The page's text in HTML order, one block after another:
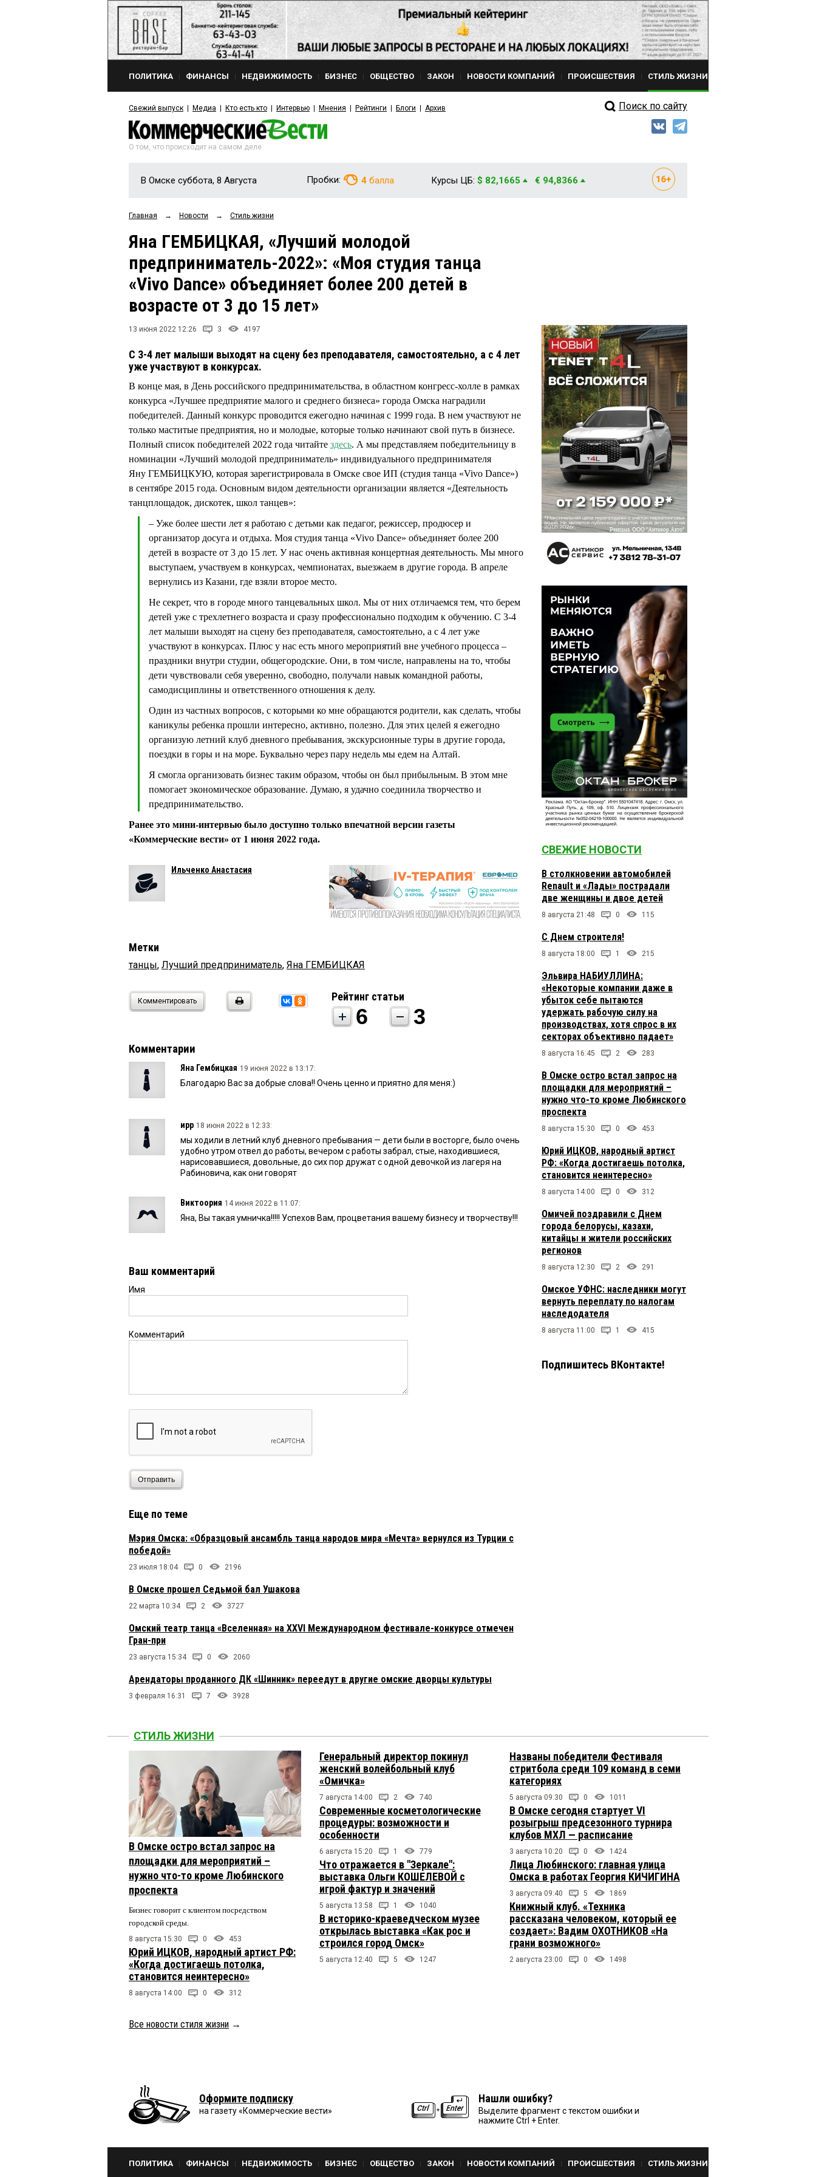
ПОЛИТИКА ФИНАНСЫ НЕДВИЖИМОСТЬ БИЗНЕС ОБЩЕСТВО ЗАКОН НОВОСТИ КОМПАНИЙ ПРОИСШЕСТВИЯ СТИЛЬ ЖИЗНИ
Свежий выпуск Медиа Кто есть кто Интервью Мнения Рейтинги Блоги Архив Поиск по сайту
О том, что происходит на самом деле
В Омске суббота, 8 Августа Пробки: 4 балла Курсы ЦБ: $ 82,1665 € 94,8366
Главная → Новости → Стиль жизни
Яна ГЕМБИЦКАЯ, «Лучший молодой
предприниматель-2022»: «Моя студия танца
«Vivo Dance» объединяет более 200 детей в
возрасте от 3 до 15 лет»
13 июня 2022 12:26 3 4197
С 3-4 лет малыши выходят на сцену без преподавателя, самостоятельно, а с 4 лет
уже участвуют в конкурсах.
В конце мая, в День российского предпринимательства, в областном конгресс-холле в рамках
конкурса «Лучшее предприятие малого и среднего бизнеса» города Омска наградили
победителей. Данный конкурс проводится ежегодно начиная с 1999 года. В нем участвуют не
только маститые предприятия, но и молодые, которые только начинают свой путь в бизнесе.
Полный список победителей 2022 года читайте здесь. А мы представляем победительницу в
номинации «Лучший молодой предприниматель» индивидуального предпринимателя
Яну ГЕМБИЦКУЮ, которая зарегистрировала в Омске свое ИП (студия танца «Vivo Dance»)
в сентябре 2015 года. Основным видом деятельности организации является «Деятельность
танцплощадок, дискотек, школ танцев»:
– Уже более шести лет я работаю с детьми как педагог, режиссер, продюсер и
организатор досуга и отдыха. Моя студия танца «Vivo Dance» объединяет более 200
детей в возрасте от 3 до 15 лет. У нас очень активная концертная деятельность. Мы много
выступаем, участвуем в конкурсах, чемпионатах, выезжаем в другие города. В апреле
вернулись из Казани, где взяли второе место.
Не секрет, что в городе много танцевальных школ. Мы от них отличаемся тем, что берем
детей уже с трехлетнего возраста и сразу профессионально подходим к обучению. С 3-4
лет малыши выходят на сцену без преподавателя, самостоятельно, а с 4 лет уже
участвуют в конкурсах. Плюс у нас есть много мероприятий вне учебного процесса –
праздники внутри студии, общегородские. Они, в том числе, направлены на то, чтобы
дети чувствовали себя уверенно, свободно, получали навык командной работы,
самодисциплины и ответственного отношения к делу.
Один из частных вопросов, с которыми ко мне обращаются родители, как сделать, чтобы
каникулы ребенка прошли интересно, активно, полезно. Для этих целей я ежегодно
организую летний клуб дневного пребывания, экскурсионные туры в другие города,
поездки в горы и на море. Буквально через пару недель мы едем на Алтай.
Я смогла организовать бизнес таким образом, чтобы он был прибыльным. В этом мне
помогает экономическое образование. Думаю, я удачно соединила творчество и
предпринимательство.
Ранее это мини-интервью было доступно только впечатной версии газеты
«Коммерческие вести» от 1 июня 2022 года.
Ильченко Анастасия
Метки
танцы, Лучший предприниматель, Яна ГЕМБИЦКАЯ
Комментировать Рейтинг статьи
6 3
Комментарии
Яна Гембицкая 19 июня 2022 в 13:17:
Благодарю Вас за добрые слова!! Очень ценно и приятно для меня:)
ирр 18 июня 2022 в 12:33:
мы ходили в летний клуб дневного пребывания — дети были в восторге, было очень
удобно утром отвел до работы, вечером с работы забрал, стые, находившиеся,
нарисовавшиеся, довольные, до сих пор дружат с одной девочкой из лагеря на
Рабиновича, как они говорят
Виктоория 14 июня 2022 в 11:07:
Яна, Вы такая умничка!!!!! Успехов Вам, процветания вашему бизнесу и творчеству!!!
Ваш комментарий
Имя
Комментарий
Отправить
Еще по теме
Мэрия Омска: «Образцовый ансамбль танца народов мира «Мечта» вернулся из Турции с
победой»
23 июля 18:04 0 2196
В Омске прошел Седьмой бал Ушакова
22 марта 10:34 2 3727
Омский театр танца «Вселенная» на XXVI Международном фестивале-конкурсе отмечен
Гран-при
23 августа 15:34 0 2060
Арендаторы проданного ДК «Шинник» переедут в другие омские дворцы культуры
3 февраля 16:31 7 3928
СВЕЖИЕ НОВОСТИ
В столкновении автомобилей
Renault и «Лады» пострадали
две женщины и двое детей
8 августа 21:48 0 115
С Днем строителя!
8 августа 18:00 1 215
Эльвира НАБИУЛЛИНА:
«Некоторые компании даже в
убыток себе пытаются
удержать рабочую силу на
производствах, хотя спрос в их
секторах объективно падает»
8 августа 16:45 2 283
В Омске остро встал запрос на
площадки для мероприятий –
нужно что-то кроме Любинского
проспекта
8 августа 15:30 0 453
Юрий ИЦКОВ, народный артист
РФ: «Когда достигаешь потолка,
становится неинтересно»
8 августа 14:00 0 312
Омичей поздравили с Днем
города белорусы, казахи,
китайцы и жители российских
регионов
8 августа 12:30 2 291
Омское УФНС: наследники могут
вернуть переплату по налогам
наследодателя
8 августа 11:00 1 415
Подпишитесь ВКонтакте!
СТИЛЬ ЖИЗНИ
В Омске остро встал запрос на
площадки для мероприятий –
нужно что-то кроме Любинского
проспекта
Бизнес говорит с клиентом посредством
городской среды.
8 августа 15:30 0 453
Юрий ИЦКОВ, народный артист РФ:
«Когда достигаешь потолка,
становится неинтересно»
8 августа 14:00 0 312
Генеральный директор покинул
женский волейбольный клуб
«Омичка»
7 августа 14:00 2 740
Современные косметологические
процедуры: возможности и
особенности
6 августа 15:20 1 779
Что отражается в "Зеркале":
выставка Ольги КОШЕЛЕВОЙ с
игрой фактур и значений
5 августа 13:58 1 1040
В историко-краеведческом музее
открылась выставка «Как рос и
строился город Омск»
5 августа 12:40 5 1247
Названы победители Фестиваля
стритбола среди 109 команд в семи
категориях
5 августа 09:30 0 1011
В Омске сегодня стартует VI
розыгрыш предсезонного турнира
клубов МХЛ — расписание
3 августа 10:20 0 1424
Лица Любинского: главная улица
Омска в работах Георгия КИЧИГИНА
3 августа 09:40 5 1869
Книжный клуб. «Техника
рассказана человеком, который ее
создает»: Вадим ОХОТНИКОВ «На
грани возможного»
2 августа 23:00 0 1498
Все новости стиля жизни →
Оформите подписку
на газету «Коммерческие вести»
Нашли ошибку?
Выделите фрагмент с текстом ошибки и
нажмите Ctrl + Enter.
ПОЛИТИКА ФИНАНСЫ НЕДВИЖИМОСТЬ БИЗНЕС ОБЩЕСТВО ЗАКОН НОВОСТИ КОМПАНИЙ ПРОИСШЕСТВИЯ СТИЛЬ ЖИЗНИ